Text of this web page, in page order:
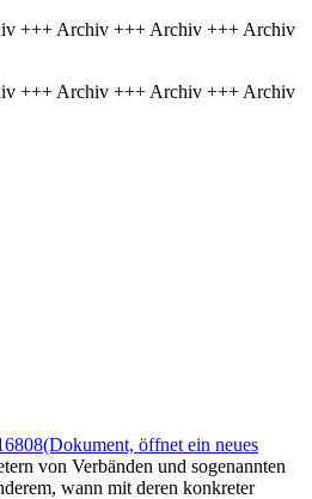
+++ Archiv +++ Archiv +++ Archiv
+++ Archiv +++ Archiv +++ Archiv
(Dokument, öffnet ein neues
von Verbänden und sogenannten
wann mit deren konkreter